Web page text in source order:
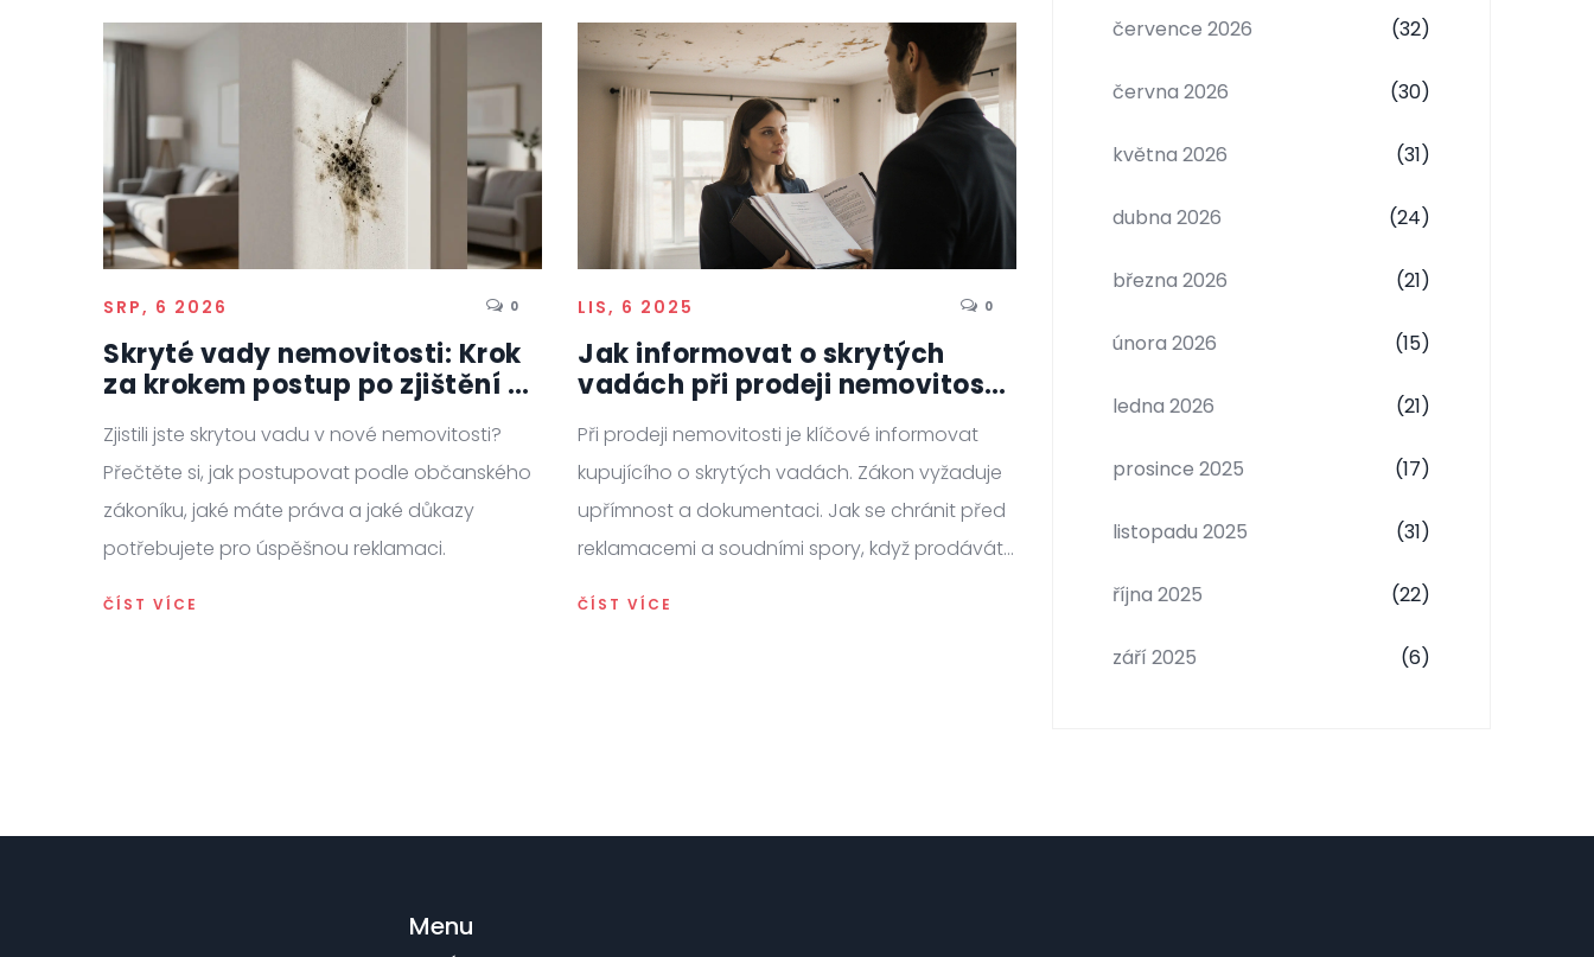
SRP, 6 2026 0
Skryté vady nemovitosti: Krok
za krokem postup po zjištění a
Zjistili jste skrytou vadu v nové nemovitosti?
Přečtěte si, jak postupovat podle občanského
zákoníku, jaké máte práva a jaké důkazy
potřebujete pro úspěšnou reklamaci.
ČÍST VÍCE
LIS, 6 2025 0
Jak informovat o skrytých
vadách při prodeji nemovitosti
Při prodeji nemovitosti je klíčové informovat
kupujícího o skrytých vadách. Zákon vyžaduje
upřímnost a dokumentaci. Jak se chránit před
reklamacemi a soudními spory, když prodáváte
ČÍST VÍCE
července 2026 (32)
června 2026 (30)
května 2026 (31)
dubna 2026 (24)
března 2026 (21)
února 2026 (15)
ledna 2026 (21)
prosince 2025 (17)
listopadu 2025 (31)
října 2025 (22)
září 2025 (6)
Menu